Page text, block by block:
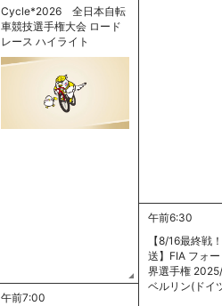
Cycle*2026 全日本自転
車競技選手権大会 ロード
レース ハイライト
午前6:30
【8/16最終戦
送】FIA フォ
界選手権
ベルリン(ドイ
午前7:00